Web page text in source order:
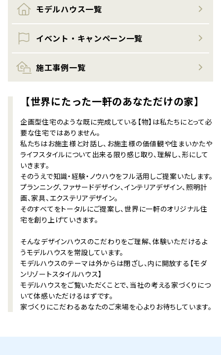
モデルハウス一覧
イベント・キャンペーン一覧
施工事例一覧
【世界にたった一軒のあなただけの家】
企画型住宅のような既に完成している【物】は私たちにとって必
要な住宅ではありません。
私たちはお施主様と対話し、お施主様の価値観や住まいかたや
ライフスタイルについて出来る限り感じ取り、理解し、形にして
いきます。
そのうえで知識・経験・ノウハウをフル活用しご提案いたします。
プランニング、ファサードデザイン、インテリアデザイン、照明計
画、家具、エクステリアデザイン。
そのすべてをトータルにご提案し、世界に一軒のオリジナル住
宅を創り上げていきます。
そんなデザインハウスのこだわりをご理解、体験いただけるよ
うモデルハウスを常設しています。
モデルハウスのテーマは外からは閉ざし、内に開放する【モダ
ンリゾートスタイルハウス】
モデルハウスをご覧いただくことで、当社の考える家づくりにつ
いて体感いただけるはずです。
家づくりにこだわるあなたのご来場を心よりお待ちしています。